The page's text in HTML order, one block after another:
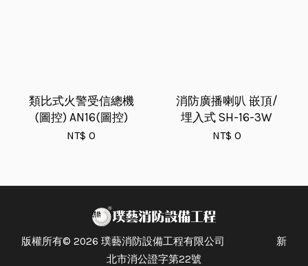
類比式火警受信總機
(圖控) AN16(圖控)
NT$ 0
消防廣播喇叭 嵌頂/
埋入式 SH-16-3W
NT$ 0
版權所有© 2026 璞藝消防設備工程有限公司 新
北市消公證字第22號